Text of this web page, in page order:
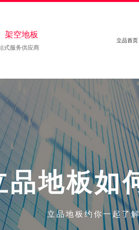
架空地板
式服务供应商
立品首页
品地板如
立品地板约你一起了